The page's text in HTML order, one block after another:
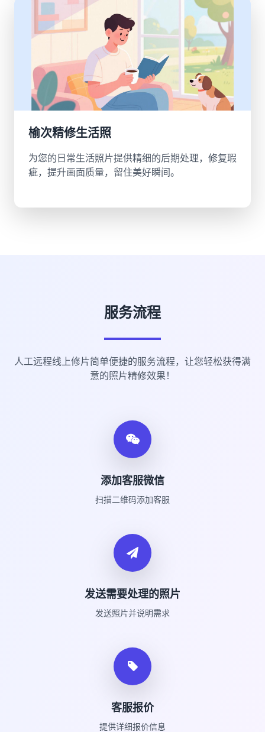
榆次精修生活照
为您的日常生活照片提供精细的后期处理，修复瑕
疵，提升画面质量，留住美好瞬间。
服务流程
人工远程线上修片简单便捷的服务流程，让您轻松获得满
意的照片精修效果！
添加客服微信
扫描二维码添加客服
发送需要处理的照片
发送照片并说明需求
客服报价
提供详细报价信息